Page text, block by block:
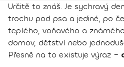
Určitě to znáš. Je sychravý
trochu pod psa a jediné, po
teplého, voňavého a
domov, dětství nebo
Přesně na to existuje výraz –